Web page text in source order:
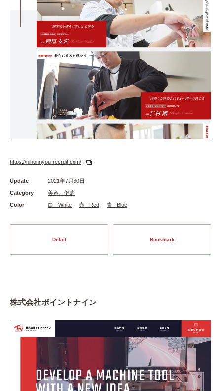
https://nihonriyou-recruit.com/
Update
2021年7月30日
Category
美容、健康
Color
白 - White 赤 - Red 青 - Blue
Detail Bookmark
株式会社ポイントナイン